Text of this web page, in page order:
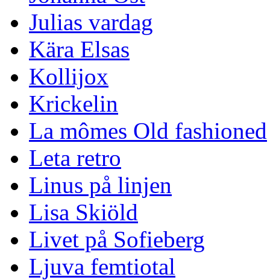
Julias vardag
Kära Elsas
Kollijox
Krickelin
La mômes Old fashioned
Leta retro
Linus på linjen
Lisa Skiöld
Livet på Sofieberg
Ljuva femtiotal